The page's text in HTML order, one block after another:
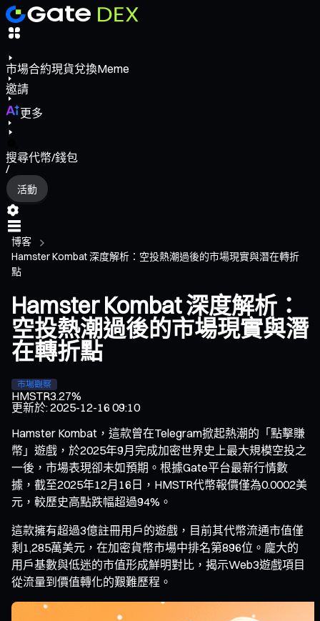
市場合約現貨兌換Meme
邀請
更多
搜尋代幣/錢包
/
活動
博客
Hamster Kombat 深度解析：空投熱潮過後的市場現實與潛在轉折
點
Hamster Kombat 深度解析：
空投熱潮過後的市場現實與潛
在轉折點
市場觀察
HMSTR3.27%
更新於:2025-12-16 09:10
Hamster Kombat，這款曾在Telegram掀起熱潮的「點擊賺
幣」遊戲，於2025年9月完成加密世界史上最大規模空投之
一後，市場表現卻未如預期。根據Gate平台最新行情數
據，截至2025年12月16日，HMSTR代幣報價僅為0.0002美
元，較歷史高點跌幅超過94%。
這款擁有超過3億註冊用戶的遊戲，目前其代幣流通市值僅
剩1,285萬美元，在加密貨幣市場中排名第896位。龐大的
用戶基數與低迷的市值形成鮮明對比，揭示Web3遊戲項目
從流量到價值轉化的艱難歷程。